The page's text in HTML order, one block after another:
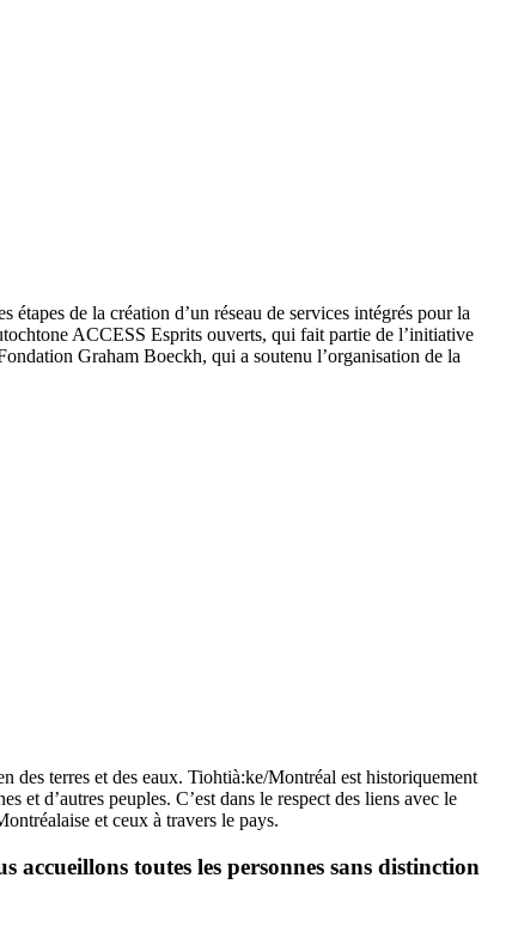
de la création d’un réseau de services intégrés pour la
ACCESS Esprits ouverts, qui fait partie de l’initiative
Graham Boeckh, qui a soutenu l’organisation de la
des terres et des eaux. Tiohtià:ke/Montréal est historiquement
d’autres peuples. C’est dans le respect des liens avec le
et ceux à travers le pays.
toutes les personnes sans distinction